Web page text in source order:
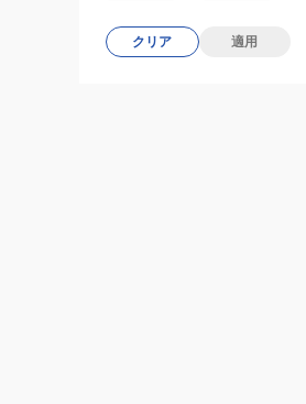
クリア 適用